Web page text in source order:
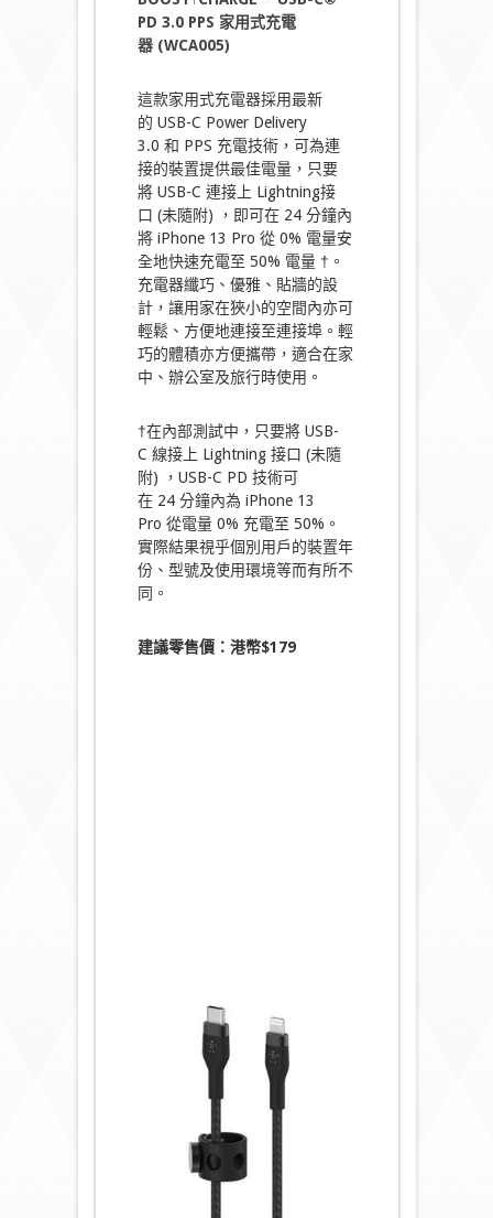
PD 3.0 PPS 家用式充電
器 (WCA005)
這款家用式充電器採用最新
的 USB-C Power Delivery
3.0 和 PPS 充電技術，可為連
接的裝置提供最佳電量，只要
將 USB-C 連接上 Lightning接
口 (未隨附) ，即可在 24 分鐘內
將 iPhone 13 Pro 從 0% 電量安
全地快速充電至 50% 電量 †。
充電器纖巧、優雅、貼牆的設
計，讓用家在狹小的空間內亦可
輕鬆、方便地連接至連接埠。輕
巧的體積亦方便攜帶，適合在家
中、辦公室及旅行時使用。
†在內部測試中，只要將 USB-
C 線接上 Lightning 接口 (未隨
附) ，USB-C PD 技術可
在 24 分鐘內為 iPhone 13
Pro 從電量 0% 充電至 50%。
實際結果視乎個別用戶的裝置年
份、型號及使用環境等而有所不
同。
建議零售價：港幣$179